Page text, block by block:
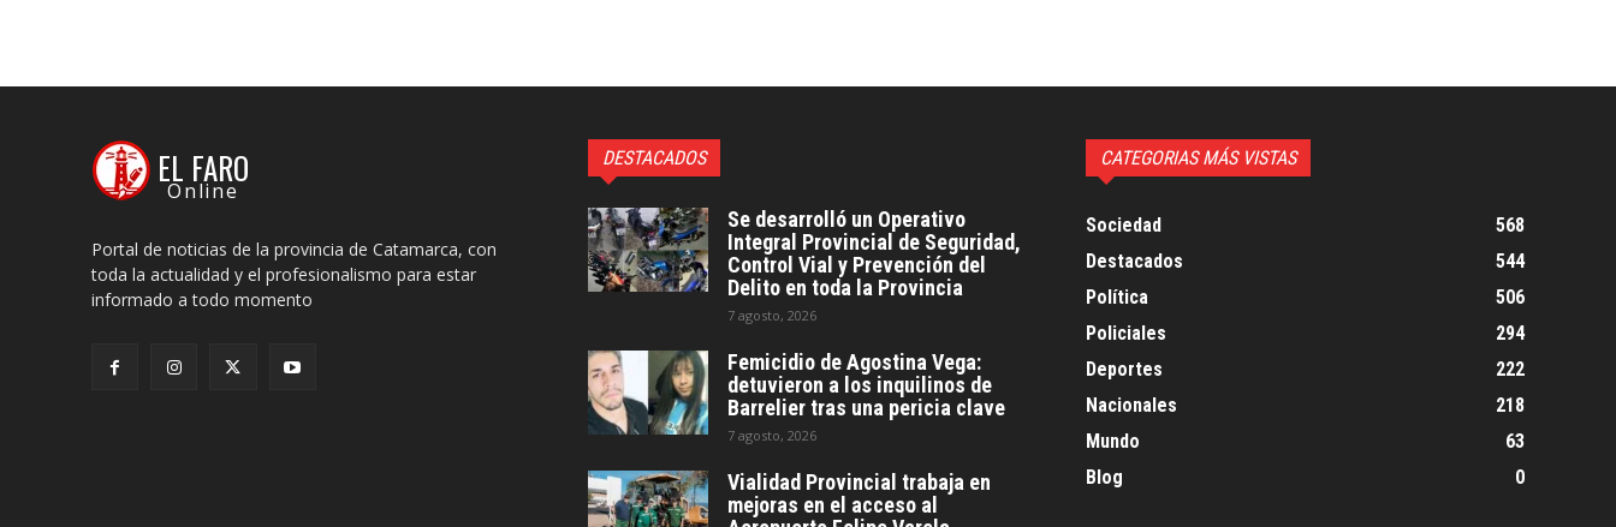
EL FARO
Online
Portal de noticias de la provincia de Catamarca, con
toda la actualidad y el profesionalismo para estar
informado a todo momento
DESTACADOS
Se desarrolló un Operativo
Integral Provincial de Seguridad,
Control Vial y Prevención del
Delito en toda la Provincia
7 agosto, 2026
Femicidio de Agostina Vega:
detuvieron a los inquilinos de
Barrelier tras una pericia clave
7 agosto, 2026
Vialidad Provincial trabaja en
mejoras en el acceso al
CATEGORIAS MÁS VISTAS
Sociedad
568
Destacados
544
Política
506
Policiales
294
Deportes
222
Nacionales
218
Mundo
63
Blog
0